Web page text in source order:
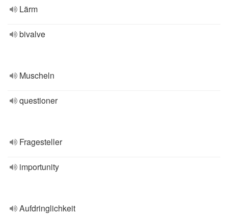
Lärm
bivalve
Muscheln
questioner
Fragesteller
importunity
Aufdringlichkeit